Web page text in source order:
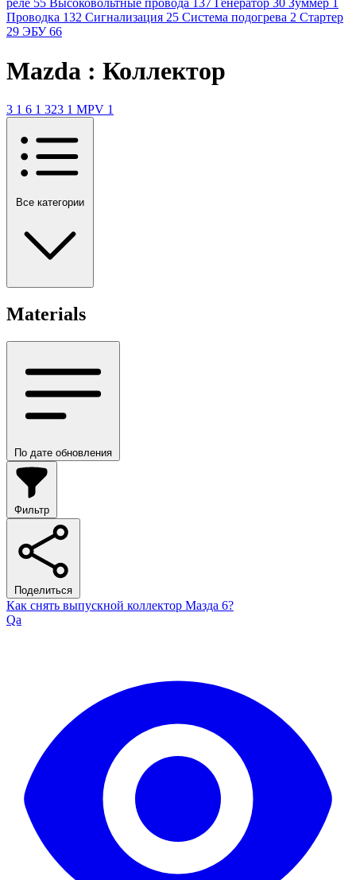
реле 55 Высоковольтные провода 137 Генератор 30 Зуммер 1
Проводка 132 Сигнализация 25 Система подогрева 2 Стартер
29 ЭБУ 66
Mazda : Коллектор
3 1 6 1 323 1 MPV 1
Все категории
Materials
По дате обновления
Фильтр
Поделиться
Как снять выпускной коллектор Мазда 6?
Qa